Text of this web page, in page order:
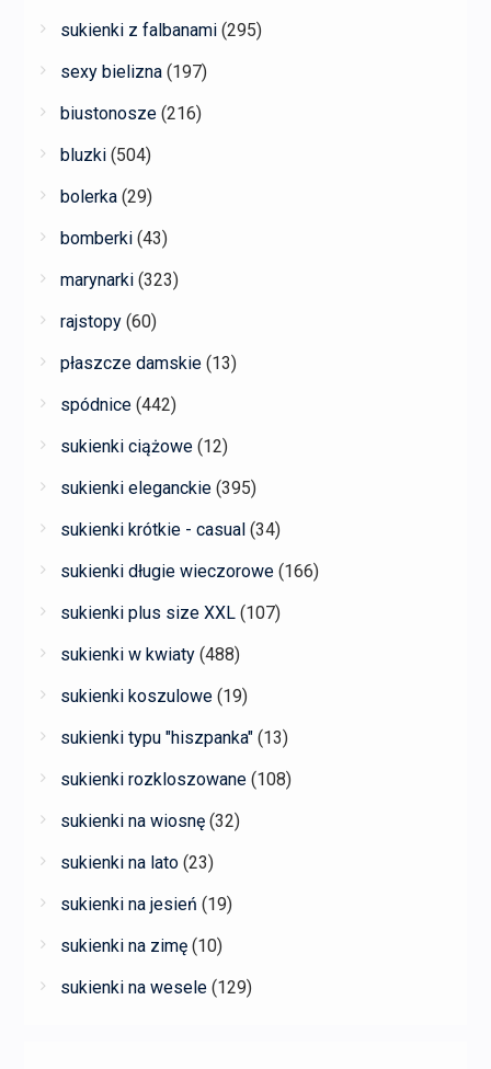
sukienki z falbanami (295)
sexy bielizna (197)
biustonosze (216)
bluzki (504)
bolerka (29)
bomberki (43)
marynarki (323)
rajstopy (60)
płaszcze damskie (13)
spódnice (442)
sukienki ciążowe (12)
sukienki eleganckie (395)
sukienki krótkie - casual (34)
sukienki długie wieczorowe (166)
sukienki plus size XXL (107)
sukienki w kwiaty (488)
sukienki koszulowe (19)
sukienki typu "hiszpanka" (13)
sukienki rozkloszowane (108)
sukienki na wiosnę (32)
sukienki na lato (23)
sukienki na jesień (19)
sukienki na zimę (10)
sukienki na wesele (129)